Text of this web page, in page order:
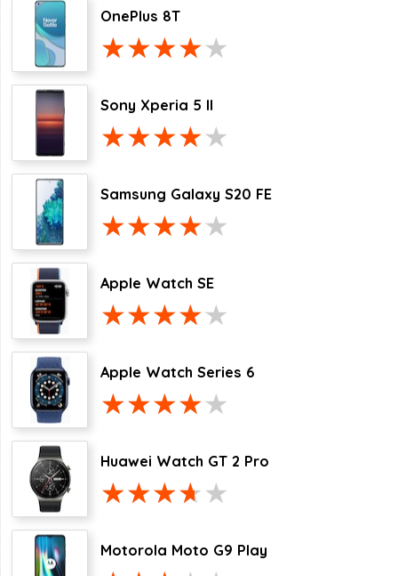
OnePlus 8T
Sony Xperia 5 II
Samsung Galaxy S20 FE
Apple Watch SE
Apple Watch Series 6
Huawei Watch GT 2 Pro
Motorola Moto G9 Play